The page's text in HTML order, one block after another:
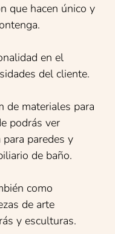
que hacen único y
en el
del cliente.
de materiales para
podrás ver
paredes y
de baño.
como
de arte
y esculturas.